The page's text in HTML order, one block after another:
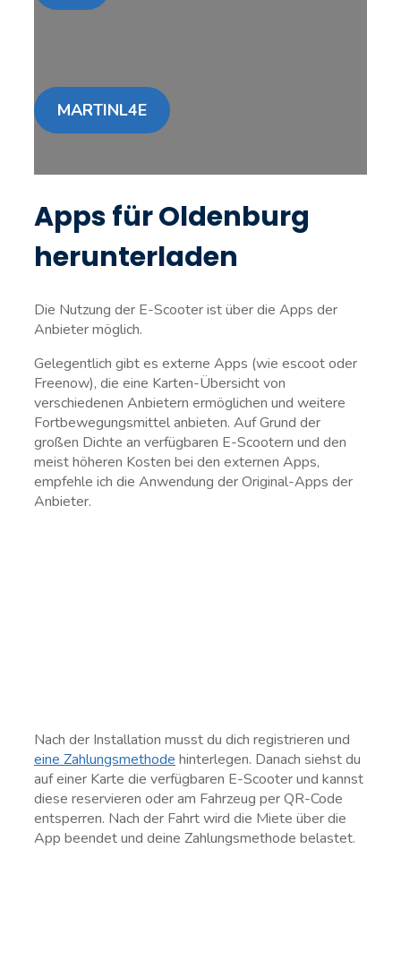
MARTINL4E
Apps für Oldenburg
herunterladen
Die Nutzung der E-Scooter ist über die Apps der
Anbieter möglich.
Gelegentlich gibt es externe Apps (wie escoot oder
Freenow), die eine Karten-Übersicht von
verschiedenen Anbietern ermöglichen und weitere
Fortbewegungsmittel anbieten. Auf Grund der
großen Dichte an verfügbaren E-Scootern und den
meist höheren Kosten bei den externen Apps,
empfehle ich die Anwendung der Original-Apps der
Anbieter.
Nach der Installation musst du dich registrieren und
eine Zahlungsmethode hinterlegen. Danach siehst du
auf einer Karte die verfügbaren E-Scooter und kannst
diese reservieren oder am Fahrzeug per QR-Code
entsperren. Nach der Fahrt wird die Miete über die
App beendet und deine Zahlungsmethode belastet.